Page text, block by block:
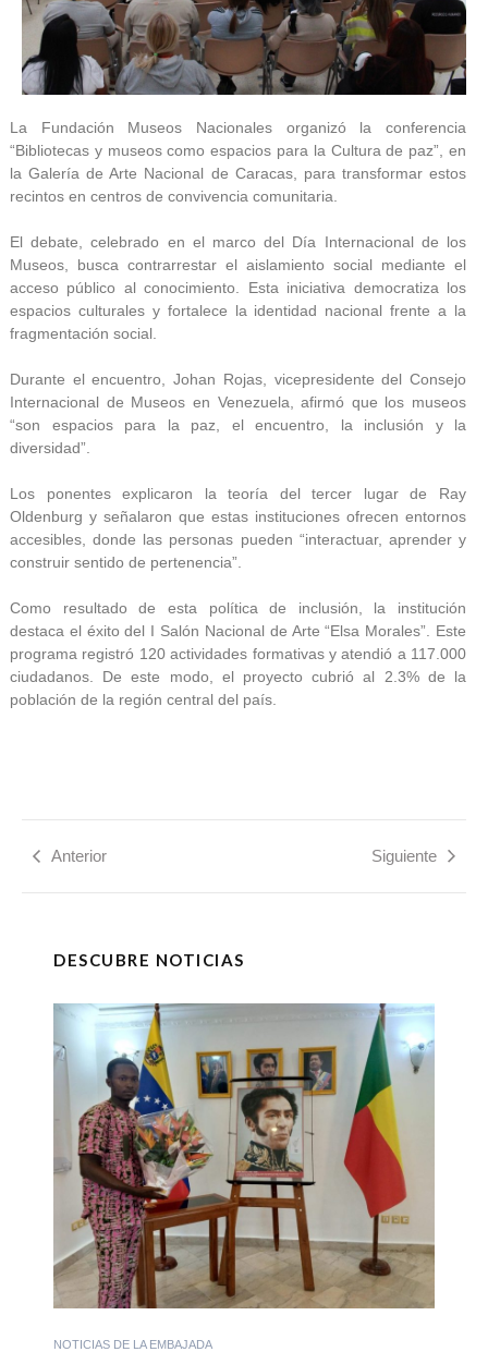
La Fundación Museos Nacionales organizó la conferencia
“Bibliotecas y museos como espacios para la Cultura de paz”, en
la Galería de Arte Nacional de Caracas, para transformar estos
recintos en centros de convivencia comunitaria.
El debate, celebrado en el marco del Día Internacional de los
Museos, busca contrarrestar el aislamiento social mediante el
acceso público al conocimiento. Esta iniciativa democratiza los
espacios culturales y fortalece la identidad nacional frente a la
fragmentación social.
Durante el encuentro, Johan Rojas, vicepresidente del Consejo
Internacional de Museos en Venezuela, afirmó que los museos
“son espacios para la paz, el encuentro, la inclusión y la
diversidad”.
Los ponentes explicaron la teoría del tercer lugar de Ray
Oldenburg y señalaron que estas instituciones ofrecen entornos
accesibles, donde las personas pueden “interactuar, aprender y
construir sentido de pertenencia”.
Como resultado de esta política de inclusión, la institución
destaca el éxito del I Salón Nacional de Arte “Elsa Morales”. Este
programa registró 120 actividades formativas y atendió a 117.000
ciudadanos. De este modo, el proyecto cubrió al 2.3% de la
población de la región central del país.
Anterior Siguiente
DESCUBRE NOTICIAS
NOTICIAS DE LA EMBAJADA